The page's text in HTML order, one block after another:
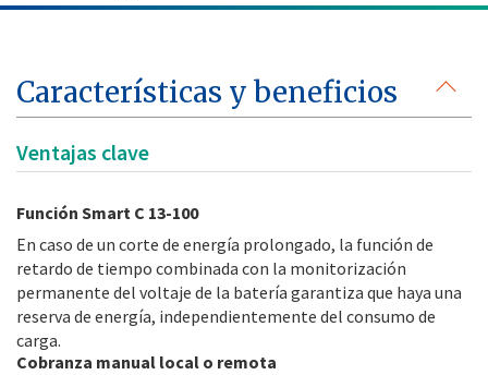
Características y beneficios
Ventajas clave
Función Smart C 13-100
En caso de un corte de energía prolongado, la función de
retardo de tiempo combinada con la monitorización
permanente del voltaje de la batería garantiza que haya una
reserva de energía, independientemente del consumo de
carga.
Cobranza manual local o remota